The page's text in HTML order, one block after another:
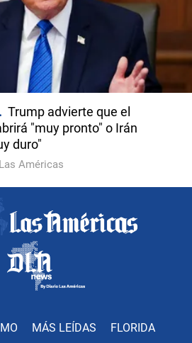
Trump advierte que el
"muy pronto" o Irán
duro"
Américas
MÁS LEÍDAS FLORIDA